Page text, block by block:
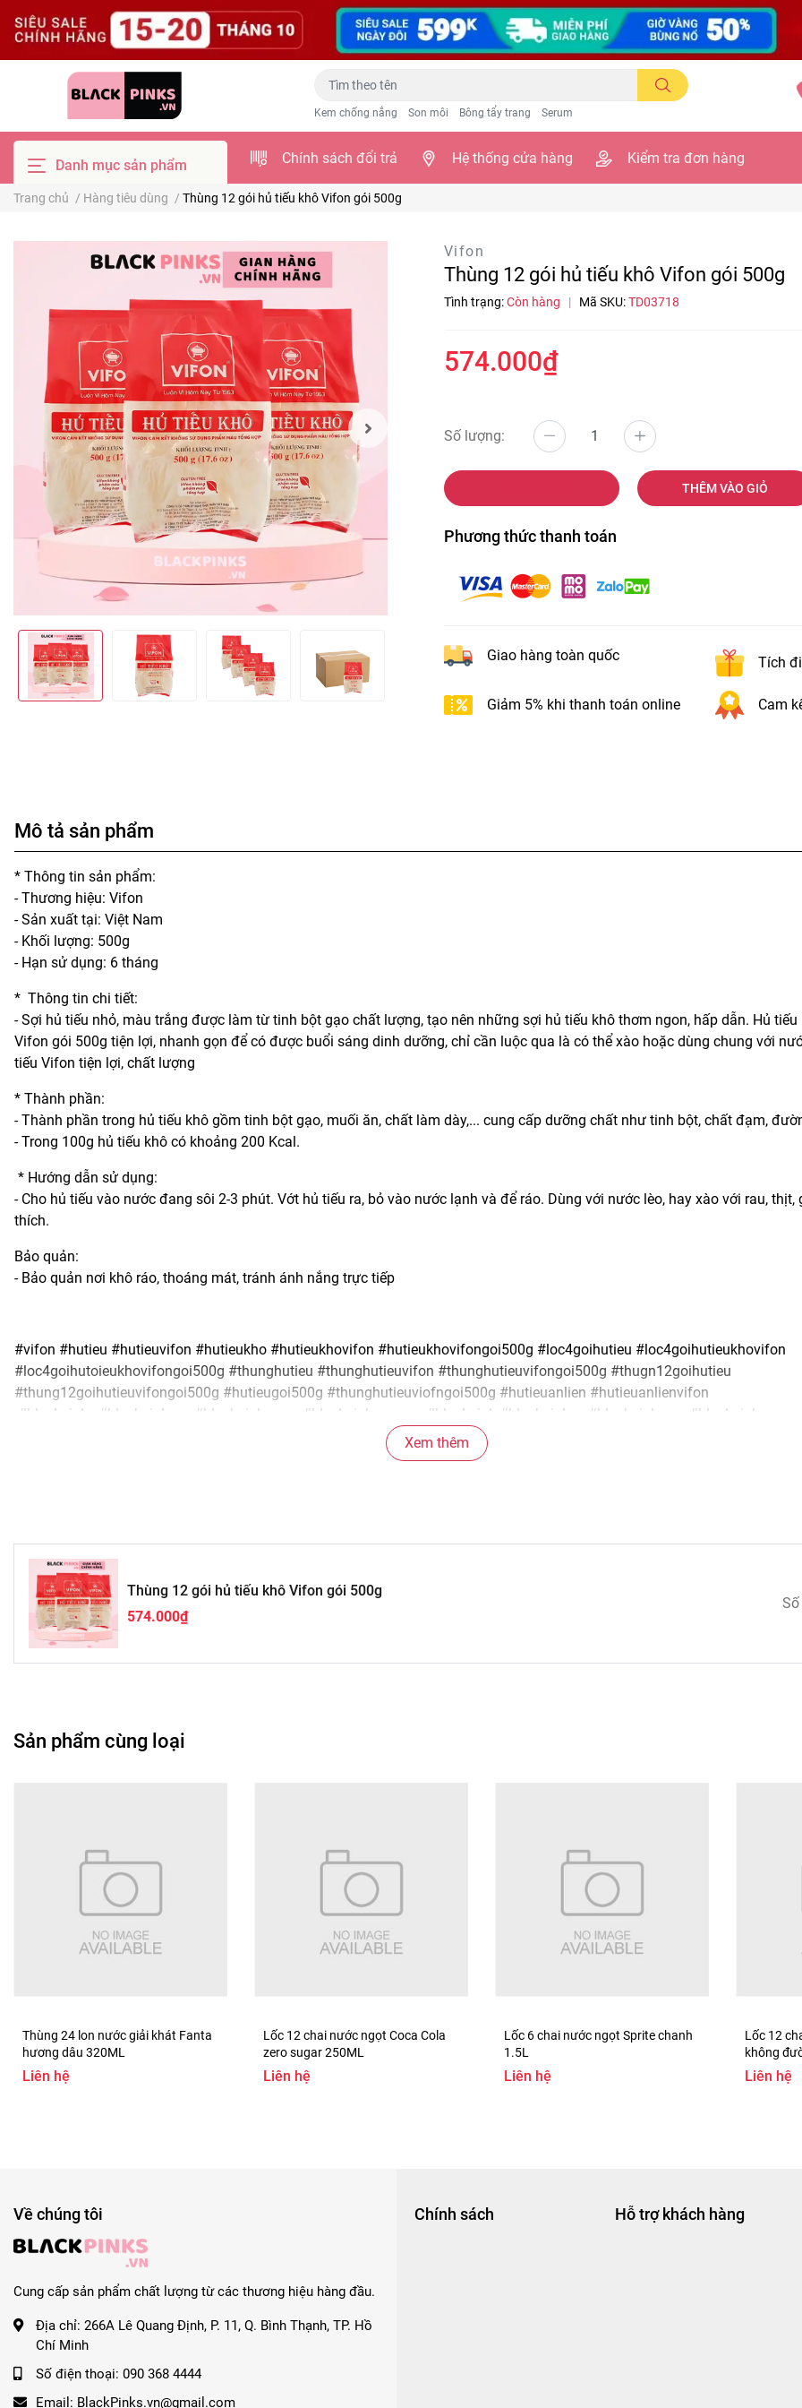
Kem chống nắng Son môi Bông tẩy trang Serum
Danh mục sản phẩm Chính sách đổi trả Hệ thống cửa hàng Kiểm tra đơn hàng
Trang chủ / Hàng tiêu dùng / Thùng 12 gói hủ tiếu khô Vifon gói 500g
Vifon
Thùng 12 gói hủ tiếu khô Vifon gói 500g
Tình trạng:Còn hàng | Mã SKU:TD03718
574.000₫
Số lượng:
THÊM VÀO GIỎ
Phương thức thanh toán
Giao hàng toàn quốc Tích
Giảm 5% khi thanh toán online Cam
Mô tả sản phẩm
* Thông tin sản phẩm:
- Thương hiệu: Vifon
- Sản xuất tại: Việt Nam
- Khối lượng: 500g
- Hạn sử dụng: 6 tháng
* Thông tin chi tiết:
- Sợi hủ tiếu nhỏ, màu trắng được làm từ tinh bột gạo chất lượng, tạo nên những sợi hủ tiếu khô thơm ngon, hấp dẫn. Hủ tiếu
Vifon gói 500g tiện lợi, nhanh gọn để có được buổi sáng dinh dưỡng, chỉ cần luộc qua là có thể xào hoặc dùng chung với
tiếu Vifon tiện lợi, chất lượng
* Thành phần:
- Thành phần trong hủ tiếu khô gồm tinh bột gạo, muối ăn, chất làm dày,... cung cấp dưỡng chất như tinh bột, chất đạm,
- Trong 100g hủ tiếu khô có khoảng 200 Kcal.
* Hướng dẫn sử dụng:
- Cho hủ tiếu vào nước đang sôi 2-3 phút. Vớt hủ tiếu ra, bỏ vào nước lạnh và để ráo. Dùng với nước lèo, hay xào với rau, thịt,
thích.
Bảo quản:
- Bảo quản nơi khô ráo, thoáng mát, tránh ánh nắng trực tiếp
#vifon #hutieu #hutieuvifon #hutieukho #hutieukhovifon #hutieukhovifongoi500g #loc4goihutieu #loc4goihutieukhovifon
#loc4goihutoieukhovifongoi500g #thunghutieu #thunghutieuvifon #thunghutieuvifongoi500g #thugn12goihutieu
#thung12goihutieuvifongoi500g #hutieugoi500g #thunghutieuviofngoi500g #hutieuanlien #hutieuanlienvifon
#blackpinks #blackpinksvn #blackpinkscom #blackpinkscomvn #blackpink #blackpinkvn #blackpinkcom #blackpinkcomvn
#blpsvn #blpscom #blpscomvn #blp #blpvn #blpcom #blpcomvnXem thêm
Thùng 12 gói hủ tiếu khô Vifon gói 500g
574.000₫
Sản phẩm cùng loại
Thùng 24 lon nước giải khát Fanta
hương dâu 320ML
Liên hệ
Lốc 12 chai nước ngọt Coca Cola
zero sugar 250ML
Liên hệ
Lốc 6 chai nước ngọt Sprite chanh
1.5L
Liên hệ
Lốc 12
không
Liên hệ
Về chúng tôi
Cung cấp sản phẩm chất lượng từ các thương hiệu hàng đầu.
Địa chỉ: 266A Lê Quang Định, P. 11, Q. Bình Thạnh, TP. Hồ
Chí Minh
Số điện thoại: 090 368 4444
Email: BlackPinks.vn@gmail.com
Chính sách Hỗ trợ khách hàng